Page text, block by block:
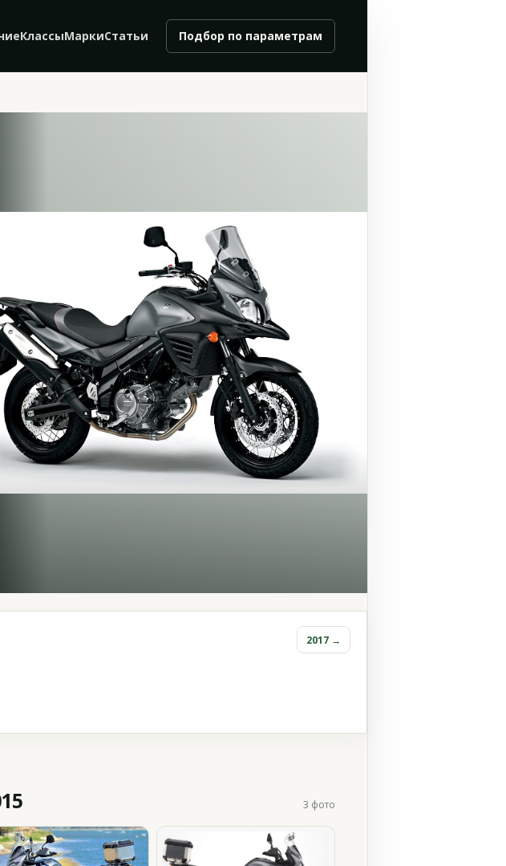
КлассыМаркиСтатьи Подбор по параметрам
2017 →
3 фото